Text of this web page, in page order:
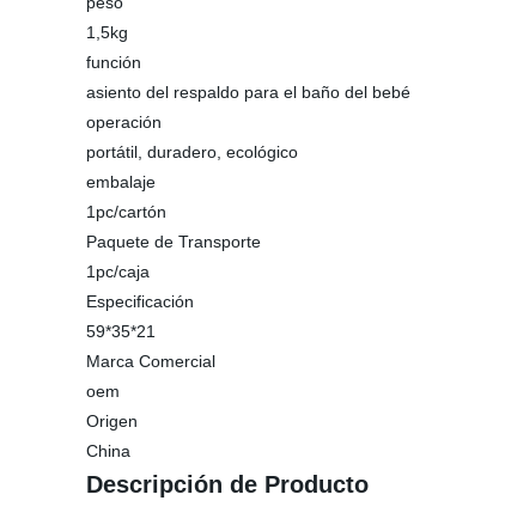
1,5kg
función
asiento del respaldo para el baño del bebé
operación
portátil, duradero, ecológico
embalaje
1pc/cartón
Paquete de Transporte
1pc/caja
Especificación
59*35*21
Marca Comercial
oem
Origen
China
Descripción de Producto